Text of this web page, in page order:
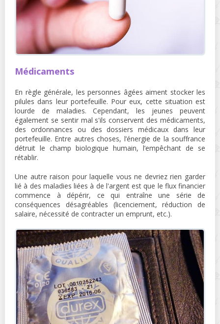
Médicaments
En règle générale, les personnes âgées aiment stocker les
pilules dans leur portefeuille. Pour eux, cette situation est
lourde de maladies. Cependant, les jeunes peuvent
également se sentir mal s'ils conservent des médicaments,
des ordonnances ou des dossiers médicaux dans leur
portefeuille. Entre autres choses, l’énergie de la souffrance
détruit le champ biologique humain, l’empêchant de se
rétablir.
Une autre raison pour laquelle vous ne devriez rien garder
lié à des maladies liées à de l'argent est que le flux financier
commence à dépérir, ce qui entraîne une série de
conséquences désagréables (licenciement, réduction de
salaire, nécessité de contracter un emprunt, etc.).